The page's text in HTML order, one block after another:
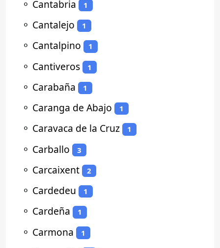
⚬ Cantabria 1
⚬ Cantalejo 1
⚬ Cantalpino 1
⚬ Cantiveros 1
⚬ Carabaña 1
⚬ Caranga de Abajo 1
⚬ Caravaca de la Cruz 1
⚬ Carballo 3
⚬ Carcaixent 2
⚬ Cardedeu 1
⚬ Cardeña 1
⚬ Carmona 1